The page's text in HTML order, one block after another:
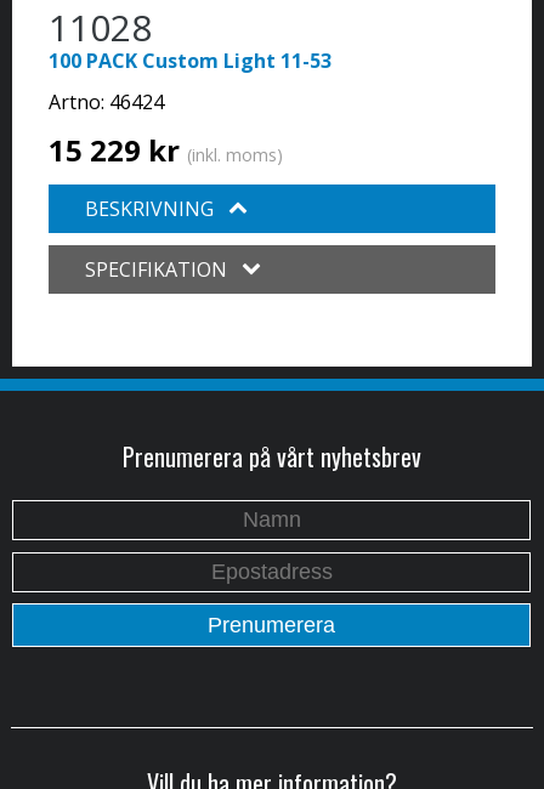
11028
100 PACK Custom Light 11-53
Artno: 46424
15 229 kr (inkl. moms)
BESKRIVNING
SPECIFIKATION
Prenumerera på vårt nyhetsbrev